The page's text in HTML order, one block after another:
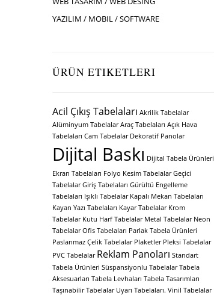
YAZILIM / MOBIL / SOFTWARE
ÜRÜN ETIKETLERI
Acil Çıkış Tabelaları Akrilik Tabelalar
Alüminyum Tabelalar Araç Tabelaları Açık Hava
Tabelaları Cam Tabelalar Dekoratif Panolar
Dijital Baskı Dijital Tabela Ürünleri
Ekran Tabelaları Folyo Kesim Tabelalar Geçici
Tabelalar Giriş Tabelaları Gürültü Engelleme
Tabelaları Işıklı Tabelalar Kapalı Mekan Tabelaları
Kayan Yazı Tabelaları Kayar Tabelalar Krom
Tabelalar Kutu Harf Tabelalar Metal Tabelalar Neon
Tabelalar Ofis Tabelaları Parlak Tabela Ürünleri
Paslanmaz Çelik Tabelalar Plaketler Pleksi Tabelalar
PVC Tabelalar Reklam Panoları Standart
Tabela Ürünleri Süspansiyonlu Tabelalar Tabela
Aksesuarları Tabela Levhaları Tabela Tasarımları
Taşınabilir Tabelalar Uyarı Tabelaları. Vinil Tabelalar